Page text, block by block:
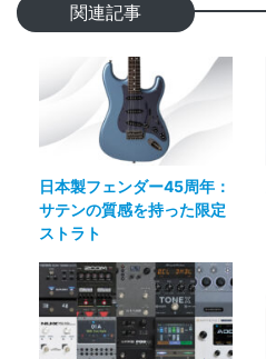
関連記事
日本製フェンダー45周年：
サテンの質感を持った限定
ストラト